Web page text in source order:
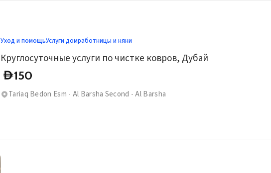
Уход и помощьУслуги домработницы и няни
Круглосуточные услуги по чистке ковров, Дубай
D150
Tariaq Bedon Esm - Al Barsha Second - Al Barsha